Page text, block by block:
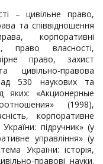
– цивільне право,
та співвідношення
корпоративні
право власності,
право, захист
цивільно-правова
530 наукових та
яких: «Акционерные
(1998),
корпоративне
підручник» (у
управління» (у
України: історія,
правові науки.